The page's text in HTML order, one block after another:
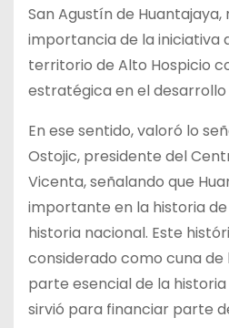
San Agustín de Huantajaya,
importancia de la iniciativa
territorio de Alto Hospicio
estratégica en el desarrollo
En ese sentido, valoró lo
Ostojic, presidente del
Vicenta, señalando que
importante en la historia
historia nacional. Este
considerado como cuna
parte esencial de la
sirvió para financiar parte